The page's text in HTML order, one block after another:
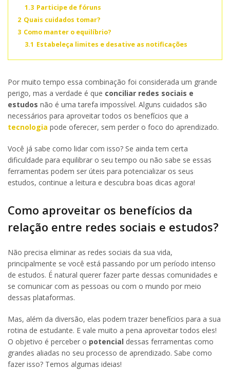
1.3 Participe de fóruns
2 Quais cuidados tomar?
3 Como manter o equilíbrio?
3.1 Estabeleça limites e desative as notificações
Por muito tempo essa combinação foi considerada um grande
perigo, mas a verdade é que conciliar redes sociais e
estudos não é uma tarefa impossível. Alguns cuidados são
necessários para aproveitar todos os benefícios que a
tecnologia pode oferecer, sem perder o foco do aprendizado.
Você já sabe como lidar com isso? Se ainda tem certa
dificuldade para equilibrar o seu tempo ou não sabe se essas
ferramentas podem ser úteis para potencializar os seus
estudos, continue a leitura e descubra boas dicas agora!
Como aproveitar os benefícios da
relação entre redes sociais e estudos?
Não precisa eliminar as redes sociais da sua vida,
principalmente se você está passando por um período intenso
de estudos. É natural querer fazer parte dessas comunidades e
se comunicar com as pessoas ou com o mundo por meio
dessas plataformas.
Mas, além da diversão, elas podem trazer benefícios para a sua
rotina de estudante. E vale muito a pena aproveitar todos eles!
O objetivo é perceber o potencial dessas ferramentas como
grandes aliadas no seu processo de aprendizado. Sabe como
fazer isso? Temos algumas ideias!